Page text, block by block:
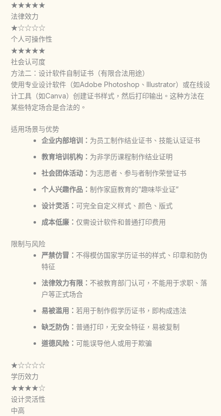
★★★★★
法律效力
★☆☆☆☆
个人可操作性
★★★★★
社会认可度
方法二：设计软件自制证书（有限合法用途）
使用专业设计软件（如Adobe Photoshop、Illustrator）或在线设
计工具（如Canva）创建证书样式，然后打印输出。这种方法在
某些特定场合是合法的。
适用场景与优势
企业内部培训： 为员工制作结业证书、技能认证证书
教育培训机构： 为非学历课程制作结业证明
社会团体活动： 为志愿者、参与者制作荣誉证书
个人兴趣作品： 制作家庭教育的”趣味毕业证”
设计灵活： 可完全自定义样式、颜色、版式
成本低廉： 仅需设计软件和普通打印费用
限制与风险
严禁仿冒： 不得模仿国家学历证书的样式、印章和防伪
特征
法律效力有限： 不被教育部门认可，不能用于求职、落
户等正式场合
易被滥用： 若用于制作假学历证书，即构成违法
缺乏防伪： 普通打印，无安全特征，易被复制
道德风险： 可能误导他人或用于欺骗
★☆☆☆☆
学历效力
★★★★☆
设计灵活性
中高